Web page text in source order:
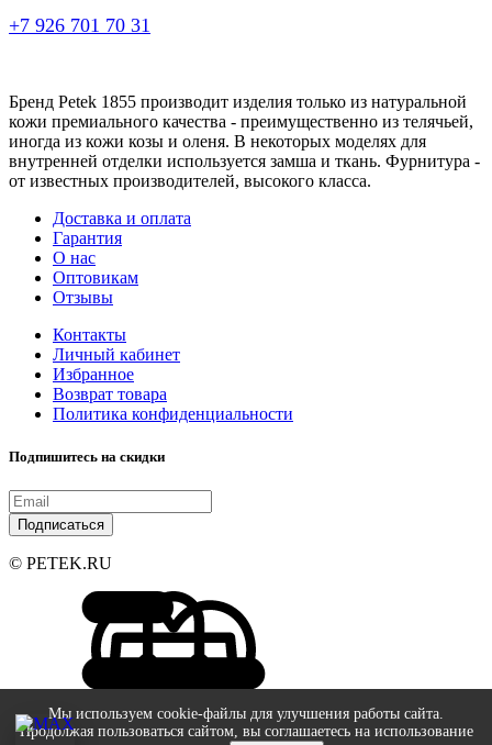
+7 926 701 70 31
Бренд Petek 1855 производит изделия только из натуральной
кожи премиального качества - преимущественно из телячьей,
иногда из кожи козы и оленя. В некоторых моделях для
внутренней отделки используется замша и ткань. Фурнитура -
от известных производителей, высокого класса.
Доставка и оплата
Гарантия
О нас
Оптовикам
Отзывы
Контакты
Личный кабинет
Избранное
Возврат товара
Политика конфиденциальности
Подпишитесь на скидки
Подписаться
© PETEK.RU
Мы используем cookie-файлы для улучшения работы сайта.
Продолжая пользоваться сайтом, вы соглашаетесь на использование